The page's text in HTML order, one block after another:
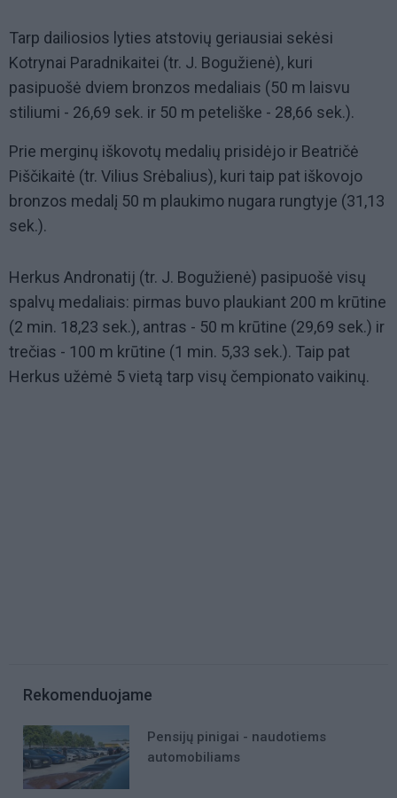
Tarp dailiosios lyties atstovių geriausiai sekėsi
Kotrynai Paradnikaitei (tr. J. Bogužienė), kuri
pasipuošė dviem bronzos medaliais (50 m laisvu
stiliumi - 26,69 sek. ir 50 m peteliške - 28,66 sek.).
Prie merginų iškovotų medalių prisidėjo ir Beatričė
Piščikaitė (tr. Vilius Srėbalius), kuri taip pat iškovojo
bronzos medalį 50 m plaukimo nugara rungtyje (31,13
sek.).
Herkus Andronatij (tr. J. Bogužienė) pasipuošė visų
spalvų medaliais: pirmas buvo plaukiant 200 m krūtine
(2 min. 18,23 sek.), antras - 50 m krūtine (29,69 sek.) ir
trečias - 100 m krūtine (1 min. 5,33 sek.). Taip pat
Herkus užėmė 5 vietą tarp visų čempionato vaikinų.
Rekomenduojame
Pensijų pinigai - naudotiems
automobiliams